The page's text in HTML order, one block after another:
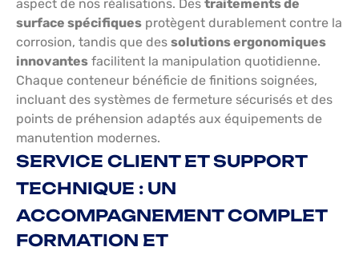
aspect de nos réalisations. Des traitements de
surface spécifiques protègent durablement contre la
corrosion, tandis que des solutions ergonomiques
innovantes facilitent la manipulation quotidienne.
Chaque conteneur bénéficie de finitions soignées,
incluant des systèmes de fermeture sécurisés et des
points de préhension adaptés aux équipements de
manutention modernes.
SERVICE CLIENT ET SUPPORT
TECHNIQUE : UN
ACCOMPAGNEMENT COMPLET
FORMATION ET